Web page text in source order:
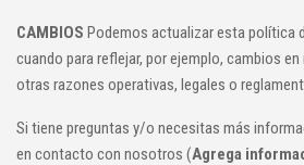
CAMBIOS Podemos actualizar esta política
cuando para reflejar, por ejemplo, cambios
otras razones operativas, legales o
Si tiene preguntas y/o necesitas más
en contacto con nosotros (Agrega